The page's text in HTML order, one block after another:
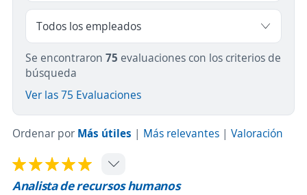
Se encontraron 75 evaluaciones con los criterios de
búsqueda
Ver las 75 Evaluaciones
Ordenar por Más útiles | Más relevantes | Valoración
Analista de recursos humanos